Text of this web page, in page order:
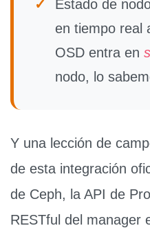
✓ Estado de
en tiempo real
OSD entra en
nodo, lo
Y una lección de
de esta integración
de Ceph, la API de
RESTful del manager